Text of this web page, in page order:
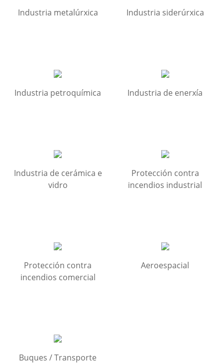
Industria metalúrxica Industria siderúrxica
Industria petroquímica Industria de enerxía
Industria de cerámica e
vidro
Protección contra
incendios industrial
Protección contra
incendios comercial
Aeroespacial
Buques / Transporte